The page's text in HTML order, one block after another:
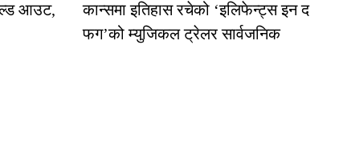
आउट,
कान्समा इतिहास रचेको ‘इलिफेन्ट्स इन द
फग’को म्युजिकल ट्रेलर सार्वजनिक